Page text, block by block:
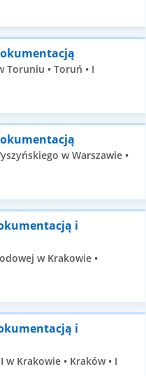
Toruniu • Toruń • I
w Warszawie •
i
w Krakowie •
i
w Krakowie • Kraków • I